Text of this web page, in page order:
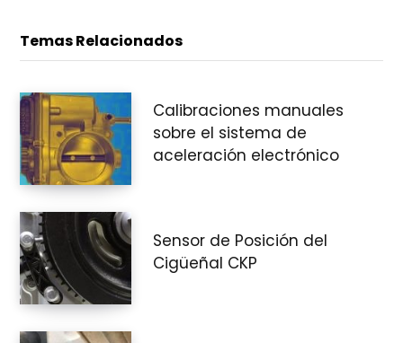
Temas Relacionados
Calibraciones manuales
sobre el sistema de
aceleración electrónico
Sensor de Posición del
Cigüeñal CKP